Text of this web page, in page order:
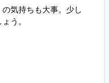
気持ちも大事。少し
う。